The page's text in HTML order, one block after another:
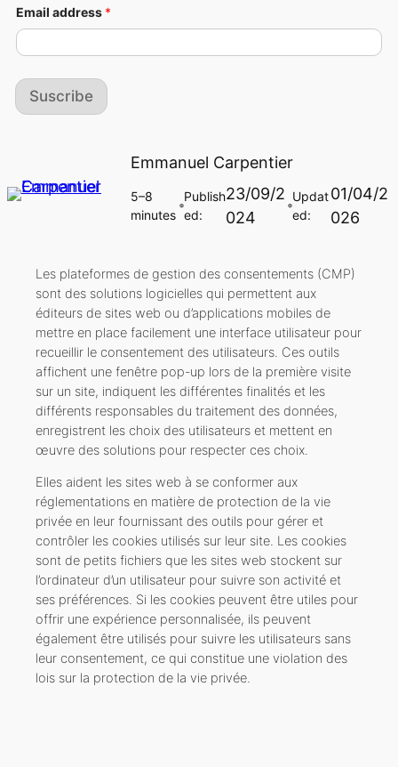
Email address *
Suscribe
Emmanuel Carpentier
5–8
minutes
🔵
Publish
ed:
23/09/2
024
🔵
Updat
ed:
01/04/2
026
Les plateformes de gestion des consentements (CMP)
sont des solutions logicielles qui permettent aux
éditeurs de sites web ou d’applications mobiles de
mettre en place facilement une interface utilisateur pour
recueillir le consentement des utilisateurs. Ces outils
affichent une fenêtre pop-up lors de la première visite
sur un site, indiquent les différentes finalités et les
différents responsables du traitement des données,
enregistrent les choix des utilisateurs et mettent en
œuvre des solutions pour respecter ces choix.
Elles aident les sites web à se conformer aux
réglementations en matière de protection de la vie
privée en leur fournissant des outils pour gérer et
contrôler les cookies utilisés sur leur site. Les cookies
sont de petits fichiers que les sites web stockent sur
l’ordinateur d’un utilisateur pour suivre son activité et
ses préférences. Si les cookies peuvent être utiles pour
offrir une expérience personnalisée, ils peuvent
également être utilisés pour suivre les utilisateurs sans
leur consentement, ce qui constitue une violation des
lois sur la protection de la vie privée.